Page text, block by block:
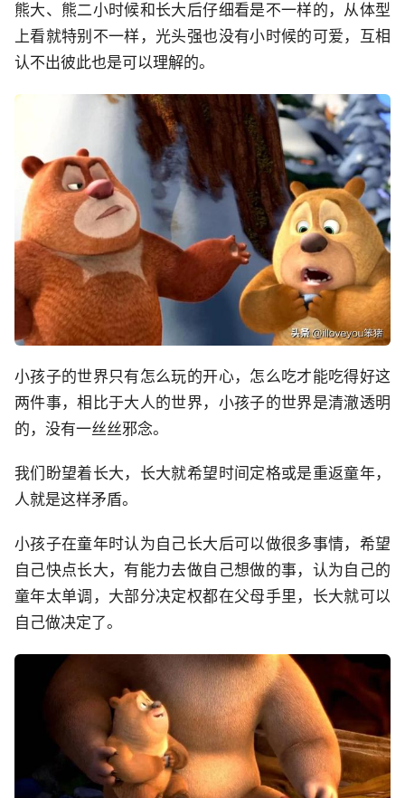
熊大、熊二小时候和长大后仔细看是不一样的，从体型
上看就特别不一样，光头强也没有小时候的可爱，互相
认不出彼此也是可以理解的。
小孩子的世界只有怎么玩的开心，怎么吃才能吃得好这
两件事，相比于大人的世界，小孩子的世界是清澈透明
的，没有一丝丝邪念。
我们盼望着长大，长大就希望时间定格或是重返童年，
人就是这样矛盾。
小孩子在童年时认为自己长大后可以做很多事情，希望
自己快点长大，有能力去做自己想做的事，认为自己的
童年太单调，大部分决定权都在父母手里，长大就可以
自己做决定了。